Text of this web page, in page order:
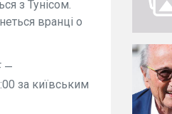
з Тунісом.
вранці о
—
за київським